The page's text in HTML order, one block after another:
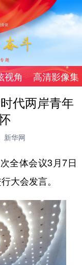
视角 高清影像集
代两岸青年
新华网
全体会议3月7日
大会发言。